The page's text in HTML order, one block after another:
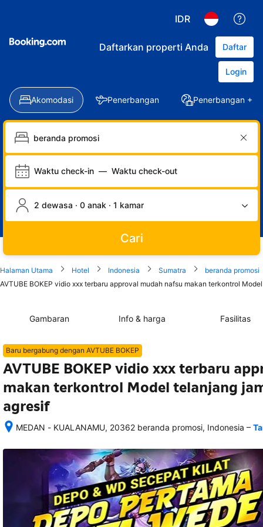
IDR
Daftarkan properti Anda Daftar
Login
Akomodasi Penerbangan Penerbangan +
Waktu check-in — Waktu check-out
2 dewasa · 0 anak · 1 kamar
Cari
Halaman Utama Hotel Indonesia Sumatra
beranda promosi
AVTUBE BOKEP vidio xxx terbaru approval mudah nafsu makan terkontrol
Gambaran Info & harga Fasilitas
Baru bergabung dengan AVTUBE BOKEP
AVTUBE BOKEP vidio xxx terbaru
makan terkontrol Model telanjang
agresif
MEDAN - KUALANAMU, 20362 beranda promosi, Indonesia
memesan,
akomodasi
termasuk
telepon
–